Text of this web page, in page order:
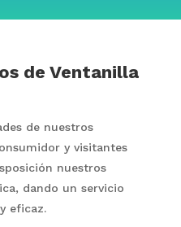
de Ventanilla
de nuestros
y visitantes
nuestros
dando un servicio
eficaz.